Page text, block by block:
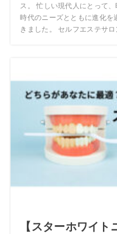
ス。 忙しい現代人にとって
時代のニーズとともに進化を
きました。 セルフエステサロ
【スターホワイ